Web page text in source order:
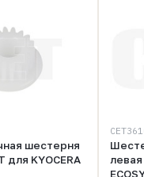
шестерня
KYOCERA
левая